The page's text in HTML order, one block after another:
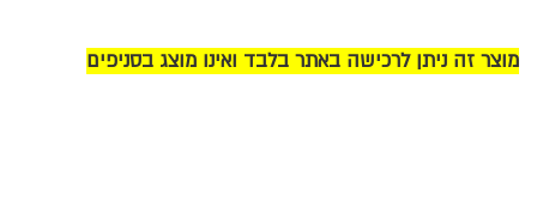
מוצר זה ניתן לרכישה באתר בלבד ואינו מוצג בסניפים